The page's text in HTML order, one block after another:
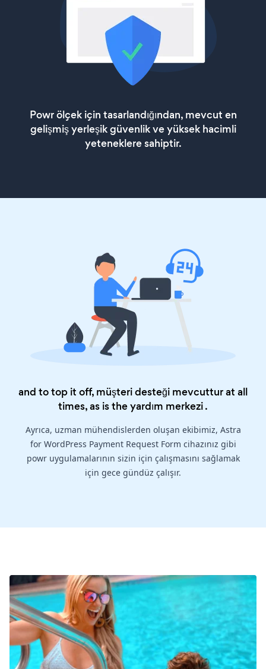
Powr ölçek için tasarlandığından, mevcut en
gelişmiş yerleşik güvenlik ve yüksek hacimli
yeteneklere sahiptir.
and to top it off, müşteri desteği mevcuttur at all
times, as is theyardım merkezi.
Ayrıca, uzman mühendislerden oluşan ekibimiz, Astra
for WordPress Payment Request Form cihazınız gibi
powr uygulamalarının sizin için çalışmasını sağlamak
için gece gündüz çalışır.